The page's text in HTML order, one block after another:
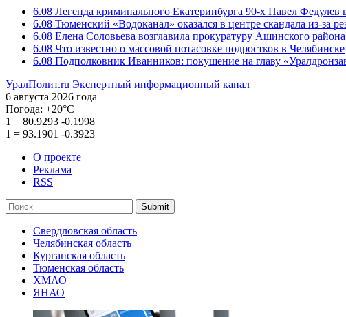
6.08 Легенда криминального Екатеринбурга 90-х Павел Федулев
6.08 Тюменский «Водоканал» оказался в центре скандала из-за
6.08 Елена Соловьева возглавила прокуратуру Ашинского
6.08 Что известно о массовой потасовке подростков в Челябинске
6.08 Подполковник Иванников: покушение на главу
УралПолит.ru Экспертный информационный канал
6 августа 2026 года
Погода: +20°С
1 = 80.9293 -0.1998
1 = 93.1901 -0.3923
О проекте
Реклама
RSS
Submit
Свердловская область
Челябинская область
Курганская область
Тюменская область
ХМАО
ЯНАО